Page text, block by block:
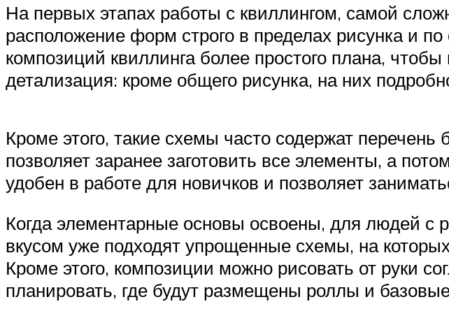
На первых этапах работы с квиллингом, самой
расположение форм строго в пределах рисунка и
композиций квиллинга более простого плана,
детализация: кроме общего рисунка, на них
Кроме этого, такие схемы часто содержат
позволяет заранее заготовить все элементы, а
удобен в работе для новичков и позволяет
Когда элементарные основы освоены, для людей
вкусом уже подходят упрощенные схемы, на
Кроме этого, композиции можно рисовать от руки
планировать, где будут размещены роллы и